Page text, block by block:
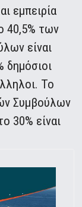
εμπειρία
40,5% των
είναι
δημόσιοι
Το
Συμβούλων
30% είναι